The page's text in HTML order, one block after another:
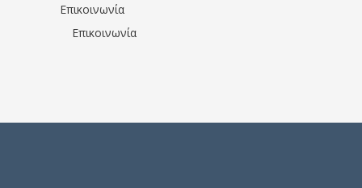
Επικοινωνία
Επικοινωνία